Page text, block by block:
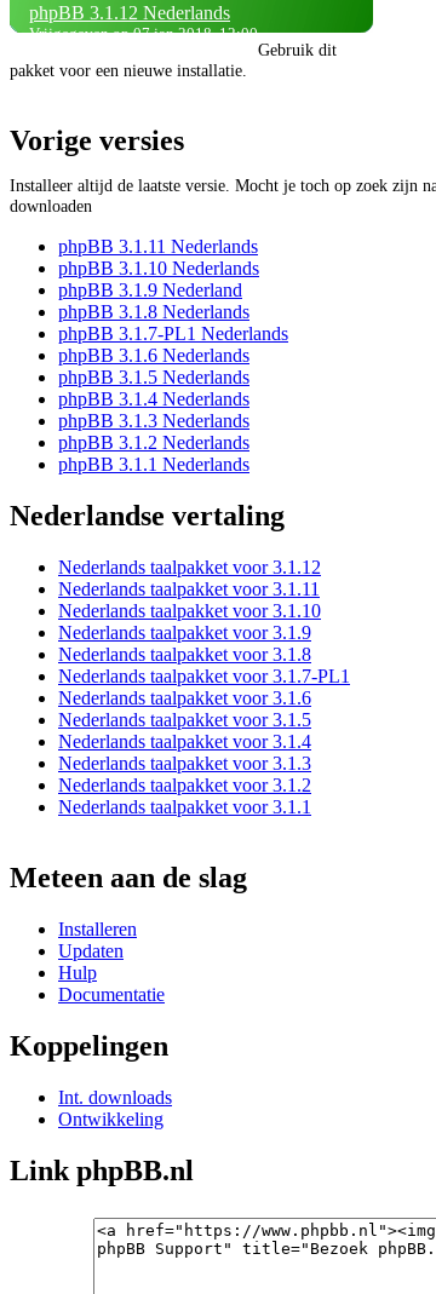
phpBB 3.1.12 Nederlands
Vrijgegeven op 07 jan 2018, 12:00
Gebruik dit
pakket voor een nieuwe installatie.
Vorige versies
Installeer altijd de laatste versie. Mocht je toch op zoek zijn
downloaden
phpBB 3.1.11 Nederlands
phpBB 3.1.10 Nederlands
phpBB 3.1.9 Nederland
phpBB 3.1.8 Nederlands
phpBB 3.1.7-PL1 Nederlands
phpBB 3.1.6 Nederlands
phpBB 3.1.5 Nederlands
phpBB 3.1.4 Nederlands
phpBB 3.1.3 Nederlands
phpBB 3.1.2 Nederlands
phpBB 3.1.1 Nederlands
Nederlandse vertaling
Nederlands taalpakket voor 3.1.12
Nederlands taalpakket voor 3.1.11
Nederlands taalpakket voor 3.1.10
Nederlands taalpakket voor 3.1.9
Nederlands taalpakket voor 3.1.8
Nederlands taalpakket voor 3.1.7-PL1
Nederlands taalpakket voor 3.1.6
Nederlands taalpakket voor 3.1.5
Nederlands taalpakket voor 3.1.4
Nederlands taalpakket voor 3.1.3
Nederlands taalpakket voor 3.1.2
Nederlands taalpakket voor 3.1.1
Meteen aan de slag
Installeren
Updaten
Hulp
Documentatie
Koppelingen
Int. downloads
Ontwikkeling
Link phpBB.nl